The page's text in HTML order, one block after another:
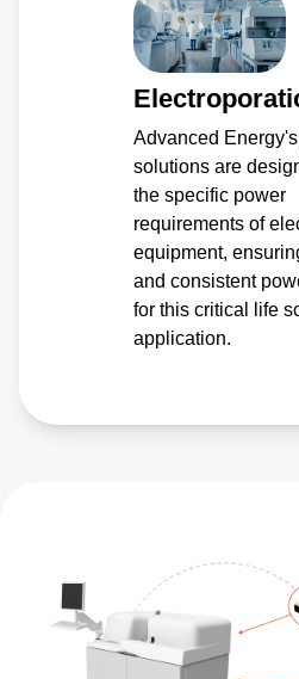
Advanced
solutions are
the specific power
requirements of
equipment,
and consistent
for this critical life
application.